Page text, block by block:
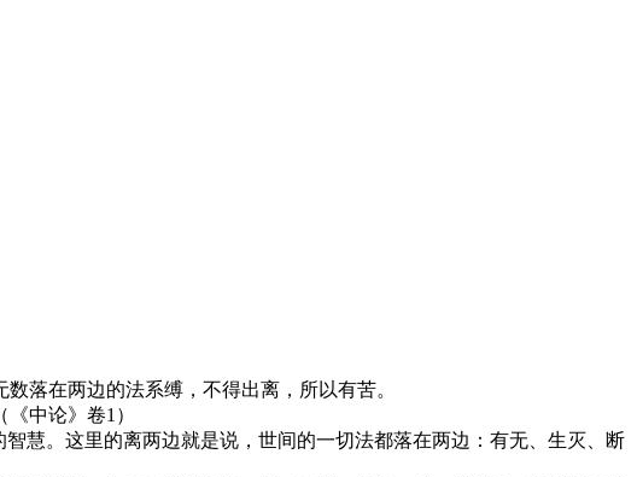
落在两边的法系缚，不得出离，所以有苦。
中论》卷1）
。这里的离两边就是说，世间的一切法都落在两边：有无、生灭、断